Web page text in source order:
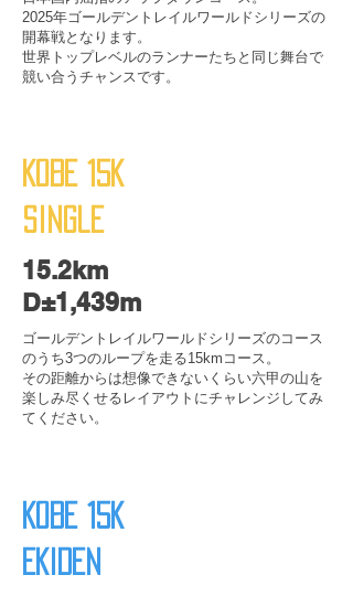
2025年ゴールデントレイルワールドシリーズの
開幕戦となります。
​世界トップレベルのランナーたちと同じ舞台で
競い合うチャンスです。
KOBE 15K
​Single
15.2km
D±1,439m
ゴールデントレイルワールドシリーズのコース
のうち3つのループを走る15kmコース。​
その距離からは想像できないくらい六甲の山を
楽しみ尽くせるレイアウトにチャレンジしてみ
てください。
KOBE 15K
EKIDEN